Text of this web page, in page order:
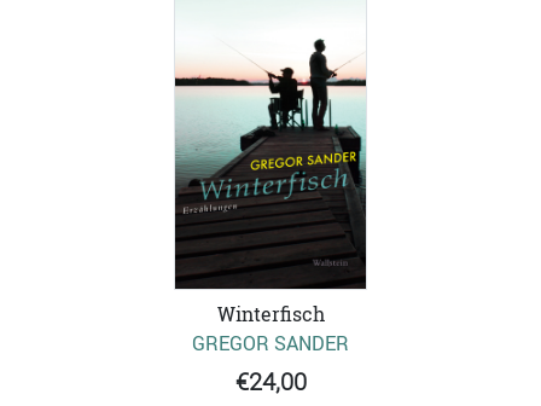
Winterfisch
GREGOR SANDER
€24,00